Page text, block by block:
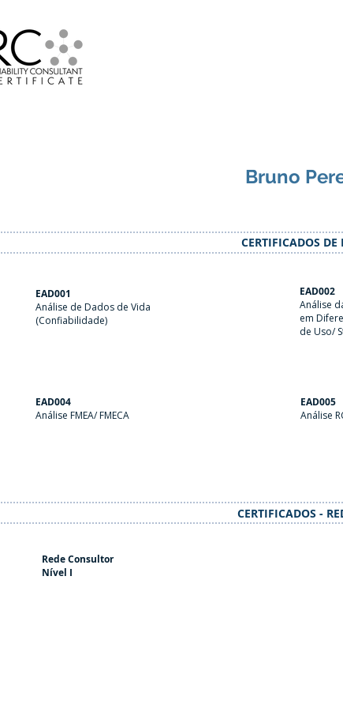
Bruno
CERTIFICADOS DE
EAD001
Análise de Dados de Vida
(Confiabilidade)
EAD004
Análise FMEA/ FMECA
EAD002
Análise
em
de Uso/
EAD005
Análise
CERTIFICADOS -
Rede Consultor
Nível I